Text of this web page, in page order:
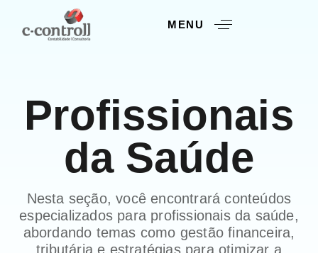
MENU
Profissionais
da Saúde
Nesta seção, você encontrará conteúdos
especializados para profissionais da saúde,
abordando temas como gestão financeira,
tributária e estratégias para otimizar a